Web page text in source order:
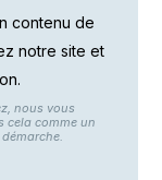
contenu de
notre site et
nous vous
cela comme un